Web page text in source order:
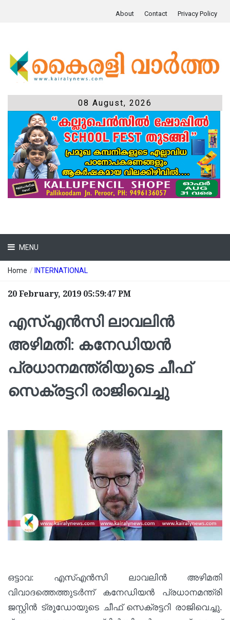
About Contact Privacy Policy
08 August, 2026
MENU
Home / INTERNATIONAL
20 February, 2019 05:59:47 PM
എസ്‌എന്‍സി ലാവലിന്‍
അഴിമതി: കനേഡിയന്‍
പ്രധാനമന്ത്രിയുടെ ചീഫ്
സെക്രട്ടറി രാജിവെച്ചു
ഒട്ടാവ: എസ്‌എന്‍സി ലാവലിന്‍ അഴിമതി
വിവാദത്തെത്തുടര്‍ന്ന് കനേഡിയന്‍ പ്രധാനമന്ത്രി
ജസ്റ്റിന്‍ ട്രൂഡോയുടെ ചീഫ് സെക്രട്ടറി രാജിവെച്ചു.